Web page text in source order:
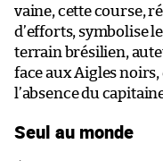
vaine, cette course,
d’efforts, symbolise
terrain brésilien,
face aux Aigles noirs,
l’absence du
Seul au monde